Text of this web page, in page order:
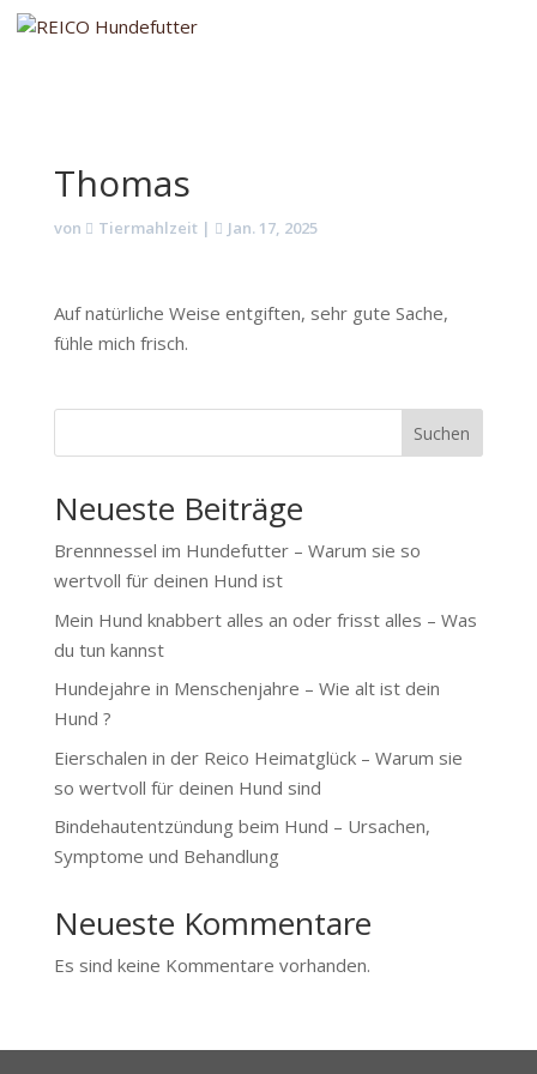
Thomas
von Tiermahlzeit| Jan. 17, 2025
Auf natürliche Weise entgiften, sehr gute Sache,
fühle mich frisch.
Suchen
Neueste Beiträge
Brennnessel im Hundefutter – Warum sie so
wertvoll für deinen Hund ist
Mein Hund knabbert alles an oder frisst alles – Was
du tun kannst
Hundejahre in Menschenjahre – Wie alt ist dein
Hund ?
Eierschalen in der Reico Heimatglück – Warum sie
so wertvoll für deinen Hund sind
Bindehautentzündung beim Hund – Ursachen,
Symptome und Behandlung
Neueste Kommentare
Es sind keine Kommentare vorhanden.